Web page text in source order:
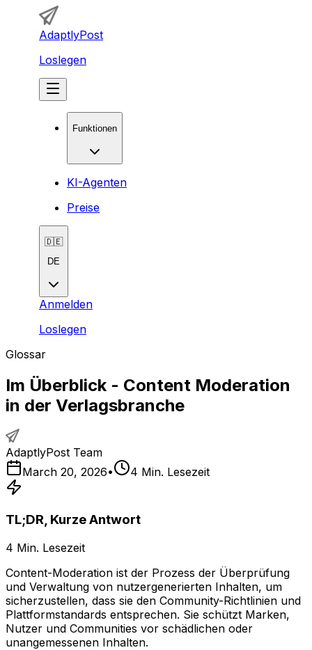
AdaptlyPost
Loslegen
Funktionen
KI-Agenten
Preise
🇩🇪
DE
Anmelden
Loslegen
Glossar
Im Überblick - Content Moderation
in der Verlagsbranche
AdaptlyPost Team
March 20, 2026• 4 Min. Lesezeit
TL;DR, Kurze Antwort
4 Min. Lesezeit
Content-Moderation ist der Prozess der Überprüfung
und Verwaltung von nutzergenerierten Inhalten, um
sicherzustellen, dass sie den Community-Richtlinien und
Plattformstandards entsprechen. Sie schützt Marken,
Nutzer und Communities vor schädlichen oder
unangemessenen Inhalten.